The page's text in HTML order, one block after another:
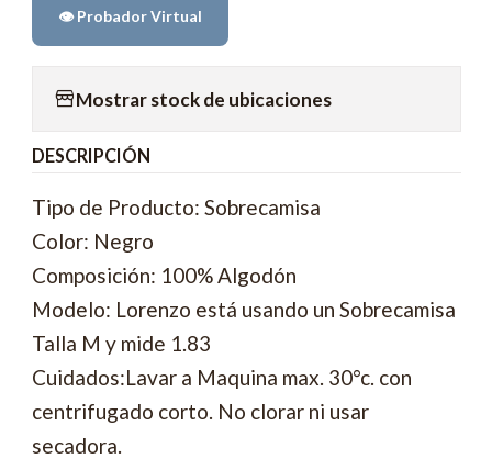
👁️ Probador Virtual
Mostrar stock de ubicaciones
DESCRIPCIÓN
Tipo de Producto: Sobrecamisa
Color: Negro
Composición: 100% Algodón
Modelo: Lorenzo está usando un Sobrecamisa
Talla M y mide 1.83
Cuidados:Lavar a Maquina max. 30°c. con
centrifugado corto. No clorar ni usar
secadora.